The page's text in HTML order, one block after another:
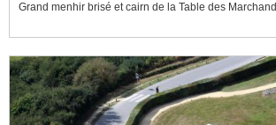
Grand menhir brisé et cairn de la Table des Marchand